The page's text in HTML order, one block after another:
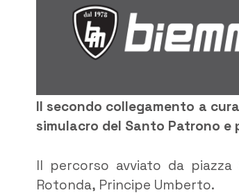
Il secondo collegamento a
simulacro del Santo Patrono
Il percorso avviato da piazza
Rotonda, Principe Umberto.